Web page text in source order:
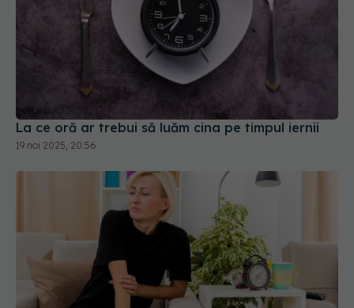
La ce oră ar trebui să luăm cina pe timpul iernii
19 noi 2025, 20:56